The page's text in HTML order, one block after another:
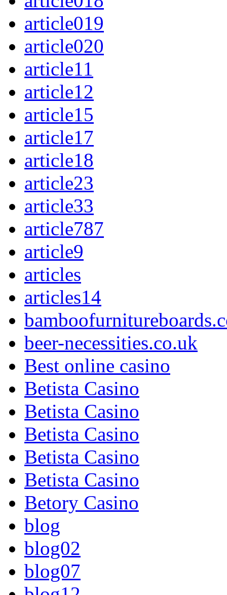
article019
article020
article11
article12
article15
article17
article18
article23
article33
article787
article9
articles
articles14
beer-necessities.co.uk
Best online casino
Betista Casino
Betista Casino
Betista Casino
Betista Casino
Betista Casino
Betory Casino
blog
blog02
blog07